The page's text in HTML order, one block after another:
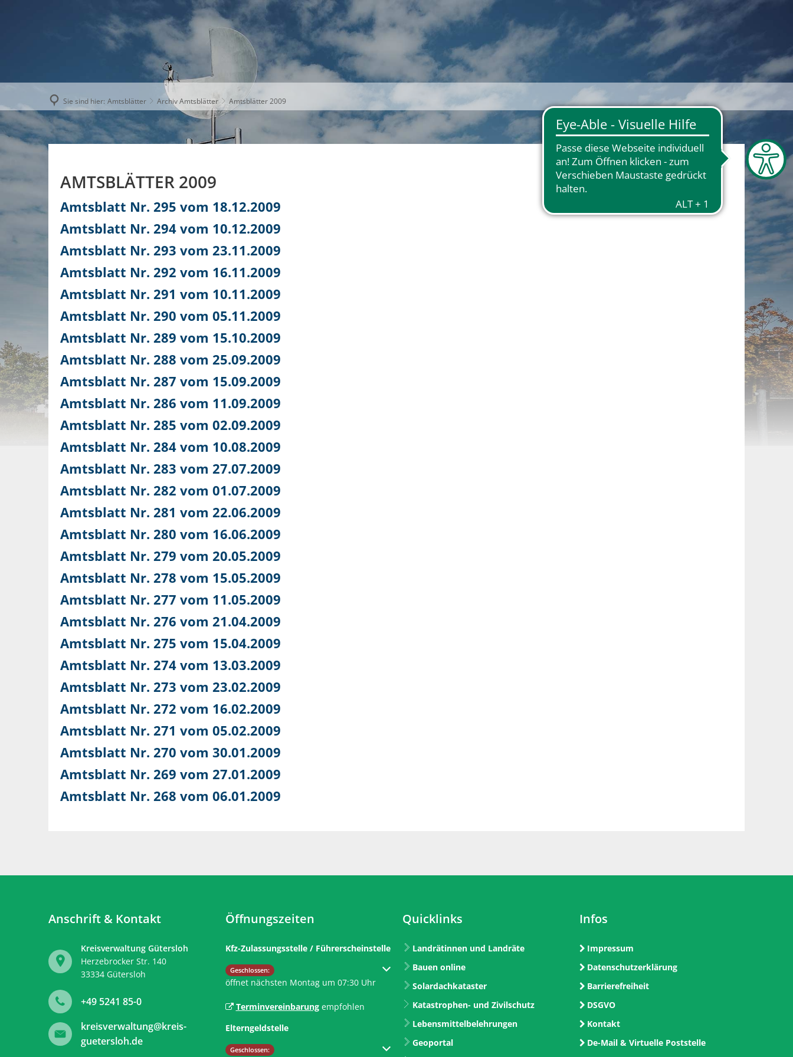
AKTUELLES THEMEN UNSER KREIS KARRIERE
Sie sind hier: Amtsblätter Archiv Amtsblätter Amtsblätter 2009
AMTSBLÄTTER 2009
Amtsblatt Nr. 295 vom 18.12.2009
Amtsblatt Nr. 294 vom 10.12.2009
Amtsblatt Nr. 293 vom 23.11.2009
Amtsblatt Nr. 292 vom 16.11.2009
Amtsblatt Nr. 291 vom 10.11.2009
Amtsblatt Nr. 290 vom 05.11.2009
Amtsblatt Nr. 289 vom 15.10.2009
Amtsblatt Nr. 288 vom 25.09.2009
Amtsblatt Nr. 287 vom 15.09.2009
Amtsblatt Nr. 286 vom 11.09.2009
Amtsblatt Nr. 285 vom 02.09.2009
Amtsblatt Nr. 284 vom 10.08.2009
Amtsblatt Nr. 283 vom 27.07.2009
Amtsblatt Nr. 282 vom 01.07.2009
Amtsblatt Nr. 281 vom 22.06.2009
Amtsblatt Nr. 280 vom 16.06.2009
Amtsblatt Nr. 279 vom 20.05.2009
Amtsblatt Nr. 278 vom 15.05.2009
Amtsblatt Nr. 277 vom 11.05.2009
Amtsblatt Nr. 276 vom 21.04.2009
Amtsblatt Nr. 275 vom 15.04.2009
Amtsblatt Nr. 274 vom 13.03.2009
Amtsblatt Nr. 273 vom 23.02.2009
Amtsblatt Nr. 272 vom 16.02.2009
Amtsblatt Nr. 271 vom 05.02.2009
Amtsblatt Nr. 270 vom 30.01.2009
Amtsblatt Nr. 269 vom 27.01.2009
Amtsblatt Nr. 268 vom 06.01.2009
Anschrift & Kontakt
Kreisverwaltung Gütersloh
Herzebrocker Str. 140
33334 Gütersloh
+49 5241 85-0
kreisverwaltung@kreis-
guetersloh.de
Öffnungszeiten
Kfz-Zulassungsstelle / Führerscheinstelle
Klicken, um weitere Öffnungs- oder Schließzeiten auszublenden
Geschlossen:
öffnet nächsten Montag um 07:30 Uhr
Terminvereinbarungempfohlen
Elterngeldstelle
Klicken, um weitere Öffnungs- oder Schließzeiten auszublenden
Geschlossen:
Quicklinks
Landrätinnen und Landräte
Bauen online
Solardachkataster
Katastrophen- und Zivilschutz
Lebensmittelbelehrungen
Geoportal
Infos
Impressum
Datenschutzerklärung
Barrierefreiheit
DSGVO
Kontakt
De-Mail & Virtuelle Poststelle